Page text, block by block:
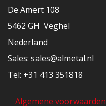
De Amert 108
5462 GH Veghel
Nederland
​Sales: sales@almetal.nl
​Tel: +31 413 351818
Algemene voorwaarden